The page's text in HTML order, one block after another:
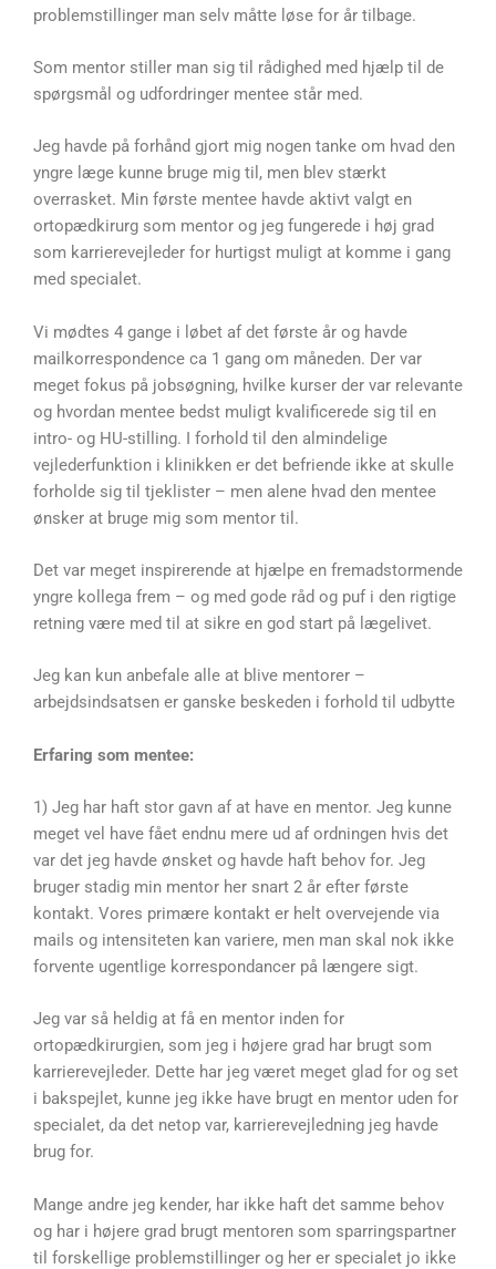
problemstillinger man selv måtte løse for år tilbage.
Som mentor stiller man sig til rådighed med hjælp til de
spørgsmål og udfordringer mentee står med.
Jeg havde på forhånd gjort mig nogen tanke om hvad den
yngre læge kunne bruge mig til, men blev stærkt
overrasket. Min første mentee havde aktivt valgt en
ortopædkirurg som mentor og jeg fungerede i høj grad
som karrierevejleder for hurtigst muligt at komme i gang
med specialet.
Vi mødtes 4 gange i løbet af det første år og havde
mailkorrespondence ca 1 gang om måneden. Der var
meget fokus på jobsøgning, hvilke kurser der var relevante
og hvordan mentee bedst muligt kvalificerede sig til en
intro- og HU-stilling. I forhold til den almindelige
vejlederfunktion i klinikken er det befriende ikke at skulle
forholde sig til tjeklister – men alene hvad den mentee
ønsker at bruge mig som mentor til.
Det var meget inspirerende at hjælpe en fremadstormende
yngre kollega frem – og med gode råd og puf i den rigtige
retning være med til at sikre en god start på lægelivet.
Jeg kan kun anbefale alle at blive mentorer –
arbejdsindsatsen er ganske beskeden i forhold til udbytte
Erfaring som mentee:
1) Jeg har haft stor gavn af at have en mentor. Jeg kunne
meget vel have fået endnu mere ud af ordningen hvis det
var det jeg havde ønsket og havde haft behov for. Jeg
bruger stadig min mentor her snart 2 år efter første
kontakt. Vores primære kontakt er helt overvejende via
mails og intensiteten kan variere, men man skal nok ikke
forvente ugentlige korrespondancer på længere sigt.
Jeg var så heldig at få en mentor inden for
ortopædkirurgien, som jeg i højere grad har brugt som
karrierevejleder. Dette har jeg været meget glad for og set
i bakspejlet, kunne jeg ikke have brugt en mentor uden for
specialet, da det netop var, karrierevejledning jeg havde
brug for.
Mange andre jeg kender, har ikke haft det samme behov
og har i højere grad brugt mentoren som sparringspartner
til forskellige problemstillinger og her er specialet jo ikke